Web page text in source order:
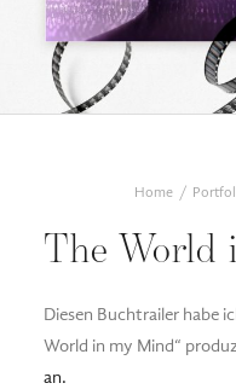
WALLPAPER
STOCKDATEN
PRESSE,
Home
The World
Diesen Buchtrailer habe
World in my Mind“
an.